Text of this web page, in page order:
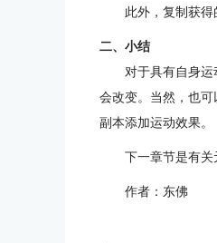
此外，复制获得
二、小结
对于具有自身
会改变。当然，也
副本添加运动效果。
下一章节是有关
作者：东佛